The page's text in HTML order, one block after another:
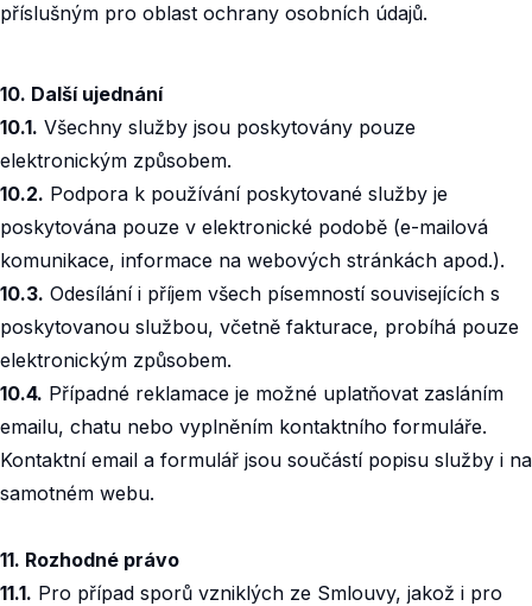
příslušným pro oblast ochrany osobních údajů.
10. Další ujednání
10.1. Všechny služby jsou poskytovány pouze
elektronickým způsobem.
10.2. Podpora k používání poskytované služby je
poskytována pouze v elektronické podobě (e-mailová
komunikace, informace na webových stránkách apod.).
10.3. Odesílání i příjem všech písemností souvisejících s
poskytovanou službou, včetně fakturace, probíhá pouze
elektronickým způsobem.
10.4. Případné reklamace je možné uplatňovat zasláním
emailu, chatu nebo vyplněním kontaktního formuláře.
Kontaktní email a formulář jsou součástí popisu služby i na
samotném webu.
11. Rozhodné právo
11.1. Pro případ sporů vzniklých ze Smlouvy, jakož i pro